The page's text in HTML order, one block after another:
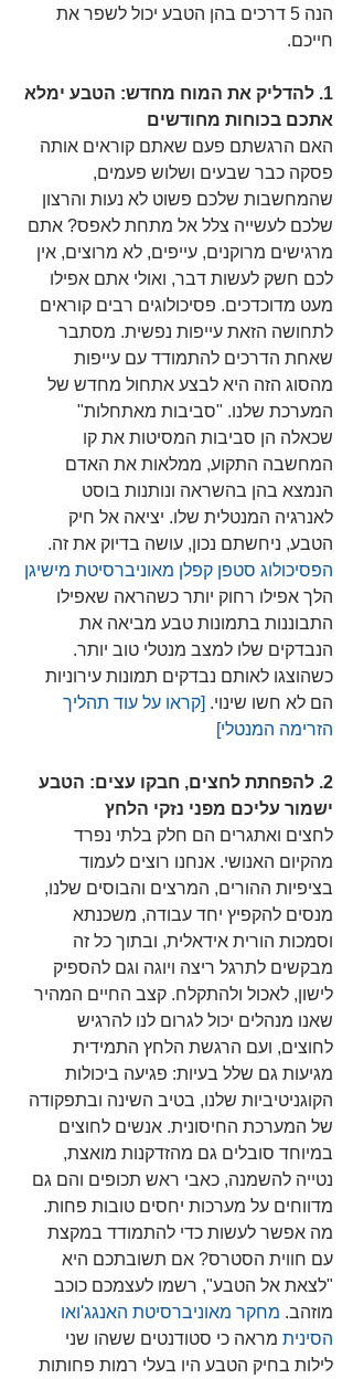
הנה 5 דרכים בהן הטבע יכול לשפר את
חייכם.
1. להדליק את המוח מחדש: הטבע ימלא
אתכם בכוחות מחודשים
האם הרגשתם פעם שאתם קוראים אותה
פסקה כבר שבעים ושלוש פעמים,
שהמחשבות שלכם פשוט לא נעות והרצון
שלכם לעשייה צלל אל מתחת לאפס? אתם
מרגישים מרוקנים, עייפים, לא מרוצים, אין
לכם חשק לעשות דבר, ואולי אתם אפילו
מעט מדוכדכים. פסיכולוגים רבים קוראים
לתחושה הזאת עייפות נפשית. מסתבר
שאחת הדרכים להתמודד עם עייפות
מהסוג הזה היא לבצע אתחול מחדש של
המערכת שלנו. "סביבות מאתחלות"
שכאלה הן סביבות המסיטות את קו
המחשבה התקוע, ממלאות את האדם
הנמצא בהן בהשראה ונותנות בוסט
לאנרגיה המנטלית שלו. יציאה אל חיק
הטבע, ניחשתם נכון, עושה בדיוק את זה.
הפסיכולוג סטפן קפלן מאוניברסיטת מישיגן
הלך אפילו רחוק יותר כשהראה שאפילו
התבוננות בתמונות טבע מביאה את
הנבדקים שלו למצב מנטלי טוב יותר.
כשהוצגו לאותם נבדקים תמונות עירוניות
הם לא חשו שינוי. [קראו על עוד תהליך
הזרימה המנטלי]
2. להפחתת לחצים, חבקו עצים: הטבע
ישמור עליכם מפני נזקי הלחץ
לחצים ואתגרים הם חלק בלתי נפרד
מהקיום האנושי. אנחנו רוצים לעמוד
בציפיות ההורים, המרצים והבוסים שלנו,
מנסים להקפיץ יחד עבודה, משכנתא
וסמכות הורית אידאלית, ובתוך כל זה
מבקשים לתרגל ריצה ויוגה וגם להספיק
לישון, לאכול ולהתקלח. קצב החיים המהיר
שאנו מנהלים יכול לגרום לנו להרגיש
לחוצים, ועם הרגשת הלחץ התמידית
מגיעות גם שלל בעיות: פגיעה ביכולות
הקוגניטיביות שלנו, בטיב השינה ובתפקודה
של המערכת החיסונית. אנשים לחוצים
במיוחד סובלים גם מהזדקנות מואצת,
נטייה להשמנה, כאבי ראש תכופים והם גם
מדווחים על מערכות יחסים טובות פחות.
מה אפשר לעשות כדי להתמודד במקצת
עם חווית הסטרס? אם תשובתכם היא
"לצאת אל הטבע", רשמו לעצמכם כוכב
מוזהב. מחקר מאוניברסיטת האנגג'ואו
הסינית מראה כי סטודנטים ששהו שני
לילות בחיק הטבע היו בעלי רמות פחותות